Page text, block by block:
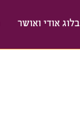
בלוג אודי ואושר